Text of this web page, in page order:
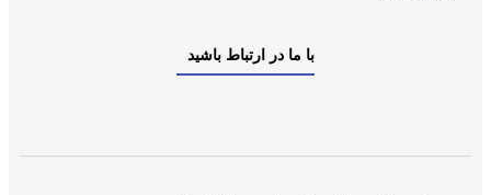
با ما در ارتباط باشید